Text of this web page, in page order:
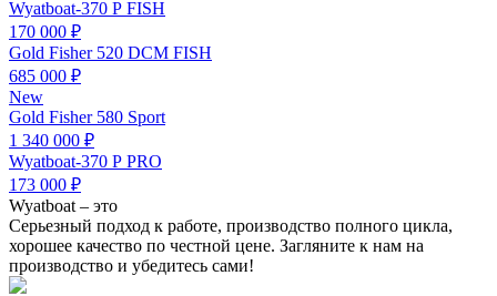
Wyatboat-370 Р FISH
170 000 ₽
Gold Fisher 520 DCM FISH
685 000 ₽
New
Gold Fisher 580 Sport
1 340 000 ₽
Wyatboat-370 Р PRO
173 000 ₽
Wyatboat – это
Серьезный подход к работе, производство полного цикла,
хорошее качество по честной цене. Загляните к нам на
производство и убедитесь сами!